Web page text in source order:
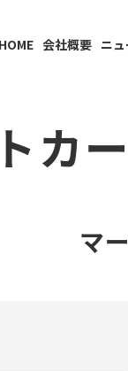
HOME 会社概要 ニ
カ
マ